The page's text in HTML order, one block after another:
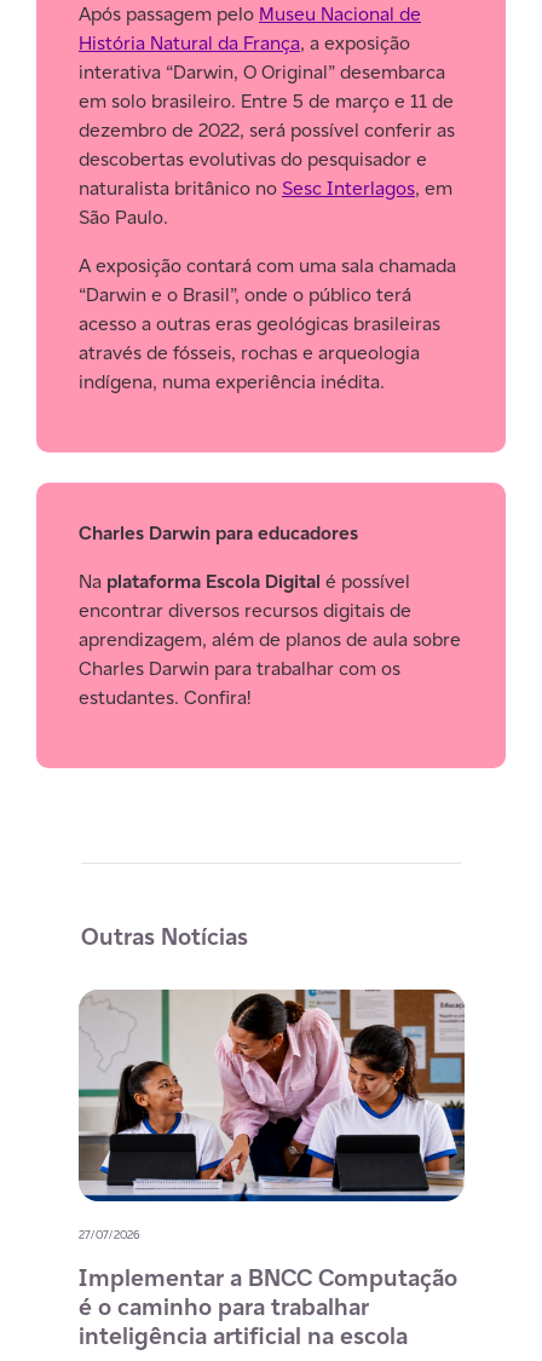
Após passagem pelo Museu Nacional de
História Natural da França, a exposição
interativa “Darwin, O Original” desembarca
em solo brasileiro. Entre 5 de março e 11 de
dezembro de 2022, será possível conferir as
descobertas evolutivas do pesquisador e
naturalista britânico no Sesc Interlagos, em
São Paulo.
A exposição contará com uma sala chamada
“Darwin e o Brasil”, onde o público terá
acesso a outras eras geológicas brasileiras
através de fósseis, rochas e arqueologia
indígena, numa experiência inédita.
Charles Darwin para educadores
Na plataforma Escola Digital é possível
encontrar diversos recursos digitais de
aprendizagem, além de planos de aula sobre
Charles Darwin para trabalhar com os
estudantes. Confira!
Outras Notícias
27/07/2026
Implementar a BNCC Computação
é o caminho para trabalhar
inteligência artificial na escola